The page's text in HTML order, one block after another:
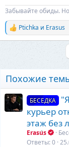
Забывайте обиды.
Р
е
и
и
:
Ptichka и Erasus
Похожие
БЕСЕДКА
курьер
этаж без
Erasus
Ответы 0